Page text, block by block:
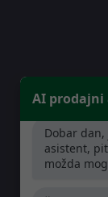
AI prodajni
Dobar
asistent,
možda